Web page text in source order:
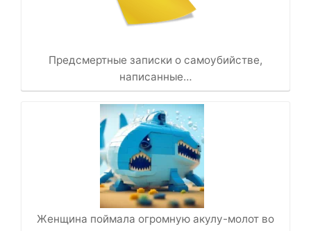
Предсмертные записки о самоубийстве,
написанные…
Женщина поймала огромную акулу-молот во